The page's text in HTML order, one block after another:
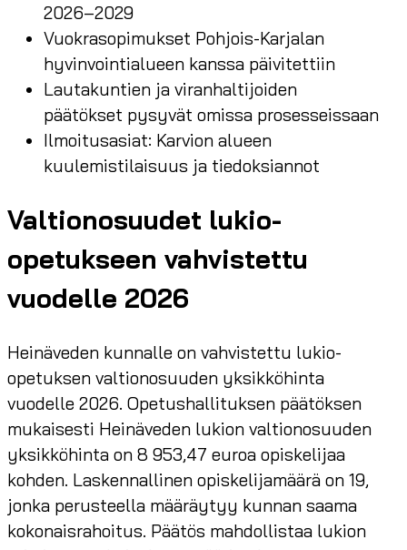
2026–2029
Vuokrasopimukset Pohjois-Karjalan
hyvinvointialueen kanssa päivitettiin
Lautakuntien ja viranhaltijoiden
päätökset pysyvät omissa prosesseissaan
Ilmoitusasiat: Karvion alueen
kuulemistilaisuus ja tiedoksiannot
Valtionosuudet lukio-
opetukseen vahvistettu
vuodelle 2026
Heinäveden kunnalle on vahvistettu lukio-
opetuksen valtionosuuden yksikköhinta
vuodelle 2026. Opetushallituksen päätöksen
mukaisesti Heinäveden lukion valtionosuuden
yksikköhinta on 8 953,47 euroa opiskelijaa
kohden. Laskennallinen opiskelijamäärä on 19,
jonka perusteella määräytyy kunnan saama
kokonaisrahoitus. Päätös mahdollistaa lukion